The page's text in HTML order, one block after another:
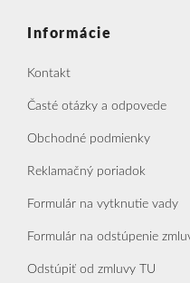
Informácie
Kontakt
Časté otázky a odpovede
Obchodné podmienky
Reklamačný poriadok
Formulár na vytknutie vady
Formulár na odstúpenie
Odstúpiť od zmluvy TU